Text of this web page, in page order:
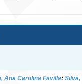
Ana Carolina Favilla; Silva,